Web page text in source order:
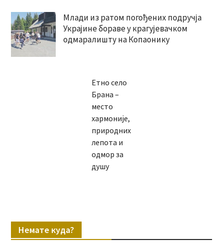
Млади из ратом погођених подручја
Украјине бораве у крагујевачком
одмаралишту на Копаонику
Етно село
Брана –
место
хармоније,
природних
лепота и
одмор за
душу
Немате куда?